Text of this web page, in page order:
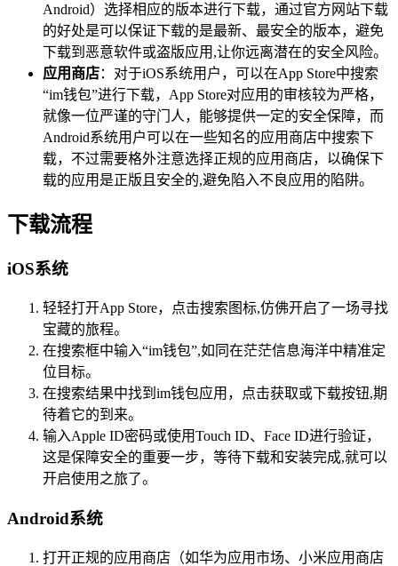
Android）选择相应的版本进行下载，通过官方网站下载
的好处是可以保证下载的是最新、最安全的版本，避免
下载到恶意软件或盗版应用,让你远离潜在的安全风险。
应用商店：对于iOS系统用户，可以在App Store中搜索
“im钱包”进行下载，App Store对应用的审核较为严格，
就像一位严谨的守门人，能够提供一定的安全保障，而
Android系统用户可以在一些知名的应用商店中搜索下
载，不过需要格外注意选择正规的应用商店，以确保下
载的应用是正版且安全的,避免陷入不良应用的陷阱。
下载流程
iOS系统
轻轻打开App Store，点击搜索图标,仿佛开启了一场寻找
宝藏的旅程。
在搜索框中输入“im钱包”,如同在茫茫信息海洋中精准定
位目标。
在搜索结果中找到im钱包应用，点击获取或下载按钮,期
待着它的到来。
输入Apple ID密码或使用Touch ID、Face ID进行验证，
这是保障安全的重要一步，等待下载和安装完成,就可以
开启使用之旅了。
Android系统
打开正规的应用商店（如华为应用市场、小米应用商店